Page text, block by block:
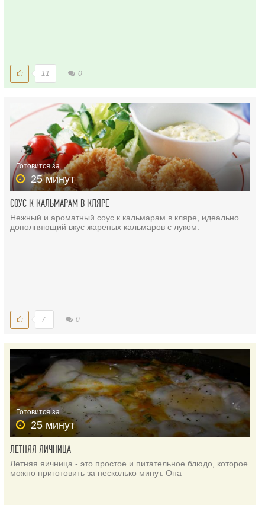
11 0
Готовится за
25 минут
СОУС К КАЛЬМАРАМ В КЛЯРЕ
Нежный и ароматный соус к кальмарам в кляре, идеально
дополняющий вкус жареных кальмаров с луком.
7 0
Готовится за
25 минут
ЛЕТНЯЯ ЯИЧНИЦА
Летняя яичница - это простое и питательное блюдо, которое
можно приготовить за несколько минут. Она